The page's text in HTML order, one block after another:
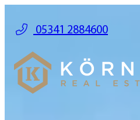
05341 2884600